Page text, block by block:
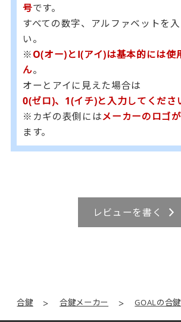
号です。
すべての数字、アルファベットを
い。
※O(オー)とI(アイ)は基本的には使
ん。
オーとアイに見えた場合は
0(ゼロ)、1(イチ)と入力してくださ
※カギの表側にはメーカーのロゴ
ます。
レビューを書く
合鍵 合鍵メーカー GOALの合鍵